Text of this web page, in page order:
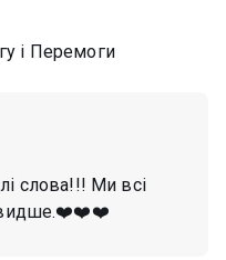
і Перемоги
слова!!! Ми всі